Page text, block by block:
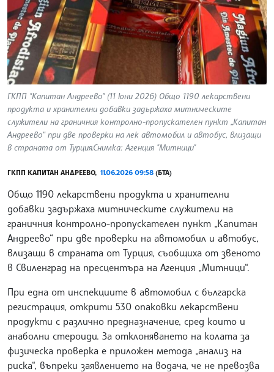
ГКПП "Капитан Андреево" (11 юни 2026) Общо 1190 лекарствени
продукта и хранителни добавки задържаха митническите
служители на граничния контролно-пропускателен пункт „Капитан
Андреево“ при две проверки на лек автомобил и автобус, влизащи
в страната от Турция.Снимка: Агенция "Митници"
ГКПП КАПИТАН АНДРЕЕВО, 11.06.2026 09:58 (БТА)
Общо 1190 лекарствени продукта и хранителни
добавки задържаха митническите служители на
граничния контролно-пропускателен пункт „Капитан
Андреево“ при две проверки на автомобил и автобус,
влизащи в страната от Турция, съобщиха от звеното
в Свиленград на пресцентъра на Агенция „Митници“.
При една от инспекциите в автомобил с българска
регистрация, открити 530 опаковки лекарствени
продукти с различно предназначение, сред които и
анаболни стероиди. За отклоняването на колата за
физическа проверка е приложен метода „анализ на
риска“, въпреки заявлението на водача, че не превозва